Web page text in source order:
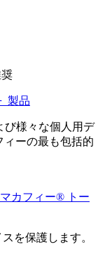
製品
び様々な個人用デ
ーの最も包括的
マカフィー® トー
を保護します。